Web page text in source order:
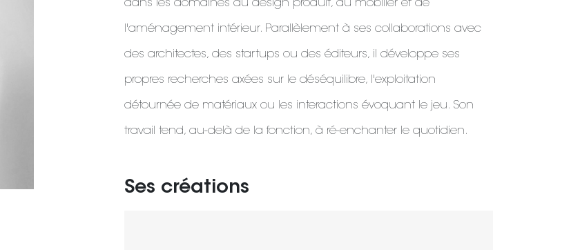
dans les domaines du design produit, du mobilier et de
l'aménagement intérieur. Parallèlement à ses collaborations avec
des architectes, des startups ou des éditeurs, il développe ses
propres recherches axées sur le déséquilibre, l'exploitation
détournée de matériaux ou les interactions évoquant le jeu. Son
travail tend, au-delà de la fonction, à ré-enchanter le quotidien.
Ses créations